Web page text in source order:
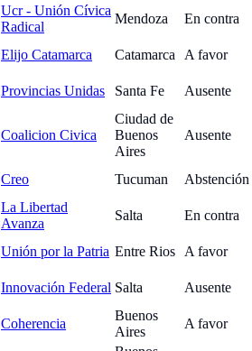
Ucr - Unión Cívica
Radical
Mendoza
En contra
Elijo Catamarca Catamarca A favor
Provincias Unidas Santa Fe Ausente
Coalicion Civica
Ciudad de
Buenos
Aires
Ausente
Creo Tucuman Abstención
La Libertad
Avanza
Salta
En contra
Unión por la Patria Entre Rios A favor
Innovación Federal Salta
Ausente
Coherencia
Buenos
Aires
A favor